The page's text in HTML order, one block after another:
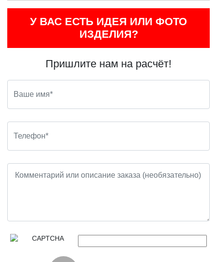
У ВАС ЕСТЬ ИДЕЯ ИЛИ ФОТО
ИЗДЕЛИЯ?
Пришлите нам на расчёт!